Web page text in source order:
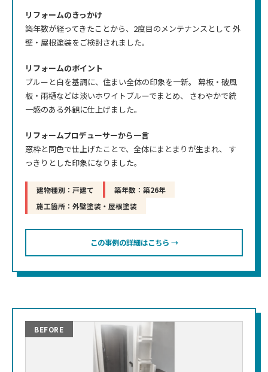
リフォームのきっかけ
築年数が経ってきたことから、2度目のメンテナンスとして 外
壁・屋根塗装をご検討されました。
リフォームのポイント
ブルーと白を基調に、住まい全体の印象を一新。 幕板・破風
板・雨樋などは淡いホワイトブルーでまとめ、 さわやかで統
一感のある外観に仕上げました。
リフォームプロデューサーから一言
窓枠と同色で仕上げたことで、全体にまとまりが生まれ、 す
っきりとした印象になりました。
建物種別：戸建て
築年数：築26年
施工箇所：外壁塗装・屋根塗装
この事例の詳細はこちら →
BEFORE